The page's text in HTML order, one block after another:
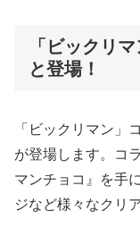
「ビックリ
と登場！
「ビックリマン」
が登場します。コ
マンチョコ』を手
ジなど様々なクリ